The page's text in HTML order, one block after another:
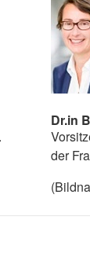
Dr.in
der